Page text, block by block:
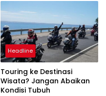
Headline
Touring ke Destinasi
Wisata? Jangan Abaikan
Kondisi Tubuh